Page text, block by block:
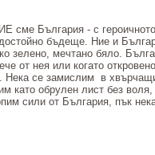
сме България - с
бъдеще. Ние и
зелено, мечтано бяло.
от нея или когато
се замислим в
като обрулен лист без
сили от България, пък